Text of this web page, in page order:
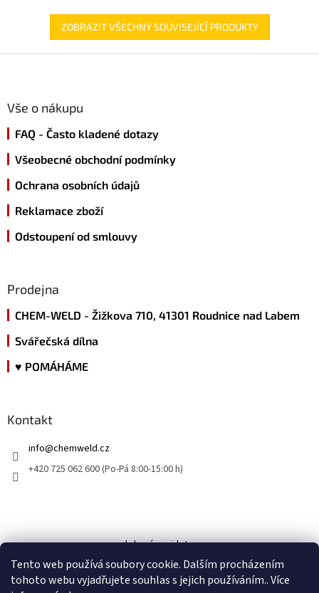
Tento web používá soubory cookie. Dalším procházením
tohoto webu vyjadřujete souhlas s jejich používáním.. Více
ZOBRAZIT VŠECHNY SOUVISEJÍCÍ PRODUKTY
Vše o nákupu
FAQ - Často kladené dotazy
Všeobecné obchodní podmínky
Ochrana osobních údajů
Reklamace zboží
Odstoupení od smlouvy
Prodejna
CHEM-WELD - Žižkova 710, 41301 Roudnice nad Labem
Svářečská dílna
♥ POMÁHÁME
Kontakt
info@chemweld.cz
+420 725 062 600 (Po-Pá 8:00-15:00 h)
kde nás najdete